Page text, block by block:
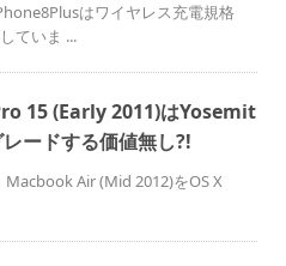
はワイヤレス充電規格
ていま ...
15 (Early 2011)はYosemit
ードする価値無し?!
Macbook Air (Mid 2012)をOS X